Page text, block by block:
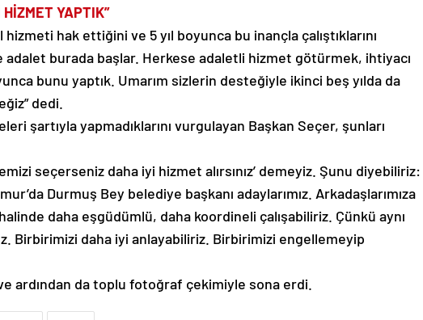
YAPTIK”
hizmeti hak ettiğini ve 5 yıl boyunca bu inançla çalıştıklarını
adalet burada başlar. Herkese adaletli hizmet götürmek, ihtiyacı
bunu yaptık. Umarım sizlerin desteğiyle ikinci beş yılda da
dedi.
şartıyla yapmadıklarını vurgulayan Başkan Seçer, şunları
seçerseniz daha iyi hizmet alırsınız’ demeyiz. Şunu diyebiliriz:
Durmuş Bey belediye başkanı adaylarımız. Arkadaşlarımıza
daha eşgüdümlü, daha koordineli çalışabiliriz. Çünkü aynı
Birbirimizi daha iyi anlayabiliriz. Birbirimizi engellemeyip
ardından da toplu fotoğraf çekimiyle sona erdi.